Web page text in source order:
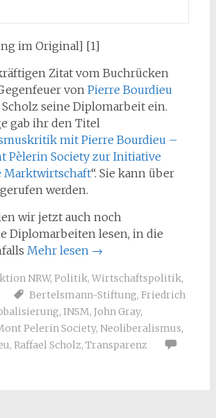
im Original] [1]
Zitat vom Buchrücken
von Pierre Bourdieu
seine Diplomarbeit ein.
gab ihr den Titel
mit Pierre Bourdieu –
Pèlerin Society zur Initiative
Marktwirtschaft“. Sie kann über
werden.
wir jetzt auch noch
Diplomarbeiten lesen, in die
Mehr lesen →
NRW, Politik, Wirtschaftspolitik,
Bertelsmann-Stiftung, Friedrich
, INSM, John Gray,
Pelerin Society, Neoliberalismus,
, Raffael Scholz, Transparenz